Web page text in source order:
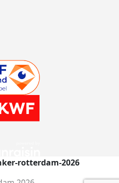
rotterdam-2026